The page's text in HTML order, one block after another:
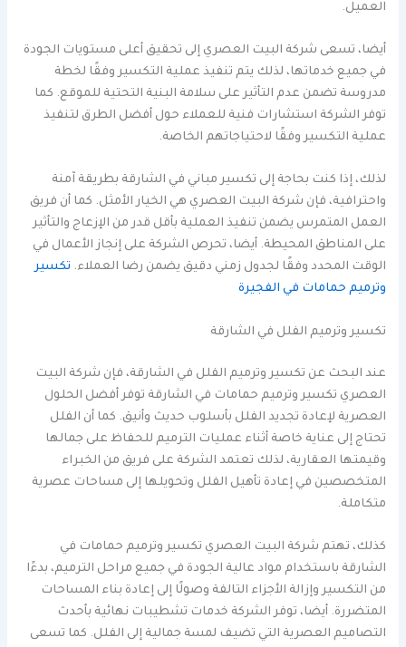
العميل.
أيضا، تسعى شركة البيت العصري إلى تحقيق أعلى مستويات الجودة
في جميع خدماتها، لذلك يتم تنفيذ عملية التكسير وفقًا لخطة
مدروسة تضمن عدم التأثير على سلامة البنية التحتية للموقع. كما
توفر الشركة استشارات فنية للعملاء حول أفضل الطرق لتنفيذ
عملية التكسير وفقًا لاحتياجاتهم الخاصة.
لذلك، إذا كنت بحاجة إلى تكسير مباني في الشارقة بطريقة آمنة
واحترافية، فإن شركة البيت العصري هي الخيار الأمثل. كما أن فريق
العمل المتمرس يضمن تنفيذ العملية بأقل قدر من الإزعاج والتأثير
على المناطق المحيطة. أيضا، تحرص الشركة على إنجاز الأعمال في
الوقت المحدد وفقًا لجدول زمني دقيق يضمن رضا العملاء. تكسير
وترميم حمامات في الفجيرة
تكسير وترميم الفلل في الشارقة
عند البحث عن تكسير وترميم الفلل في الشارقة، فإن شركة البيت
العصري تكسير وترميم حمامات في الشارقة توفر أفضل الحلول
العصرية لإعادة تجديد الفلل بأسلوب حديث وأنيق. كما أن الفلل
تحتاج إلى عناية خاصة أثناء عمليات الترميم للحفاظ على جمالها
وقيمتها العقارية، لذلك تعتمد الشركة على فريق من الخبراء
المتخصصين في إعادة تأهيل الفلل وتحويلها إلى مساحات عصرية
متكاملة.
كذلك، تهتم شركة البيت العصري تكسير وترميم حمامات في
الشارقة باستخدام مواد عالية الجودة في جميع مراحل الترميم، بدءًا
من التكسير وإزالة الأجزاء التالفة وصولًا إلى إعادة بناء المساحات
المتضررة. أيضا، توفر الشركة خدمات تشطيبات نهائية بأحدث
التصاميم العصرية التي تضيف لمسة جمالية إلى الفلل. كما تسعى